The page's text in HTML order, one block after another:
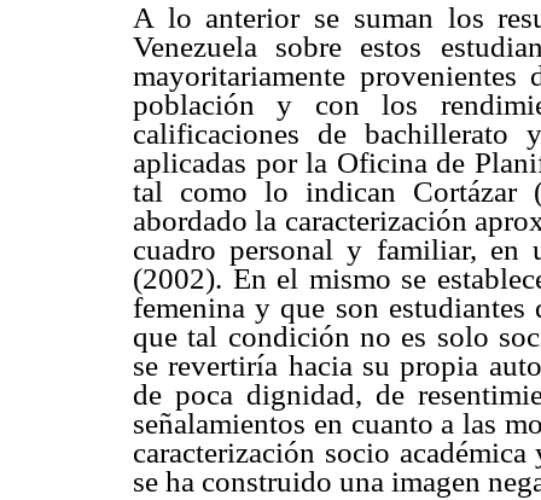
A lo anterior se suman los
Venezuela sobre estos
mayoritariamente
población y con los
calificaciones de bachillerato
aplicadas por la Oficina de
tal como lo indican Cortázar
abordado la caracterización
cuadro personal y familiar, en
(2002). En el mismo se
femenina y que son estudiantes
que tal condición no es solo
se revertiría hacia su propia
de poca dignidad, de
señalamientos en cuanto a las
caracterización socio
se ha construido una imagen